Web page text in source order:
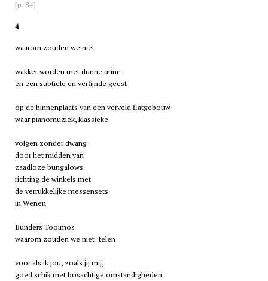
[p. 84]
4
waarom zouden we niet
wakker worden met dunne urine
en een subtiele en verfijnde geest
op de binnenplaats van een verveld flatgebouw
waar pianomuziek, klassieke
volgen zonder dwang
door het midden van
zaadloze bungalows
richting de winkels met
de verrukkelijke messensets
in Wenen
Bunders Tooimos
waarom zouden we niet: telen
voor als ik jou, zoals jij mij,
goed schik met bosachtige omstandigheden